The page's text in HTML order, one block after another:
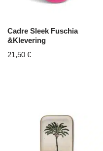
Cadre Sleek Fuschia
&Klevering
21,50 €